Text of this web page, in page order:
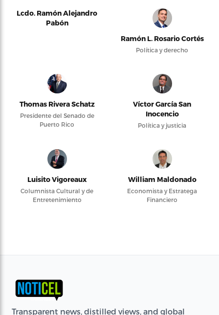
Lcdo. Ramón Alejandro
Pabón
Ramón L. Rosario Cortés
Política y derecho
Thomas Rivera Schatz
Presidente del Senado de
Puerto Rico
Víctor García San
Inocencio
Política y justicia
Luisito Vigoreaux
Columnista Cultural y de
Entretenimiento
William Maldonado
Economista y Estratega
Financiero
Transparent news, distilled views, and global